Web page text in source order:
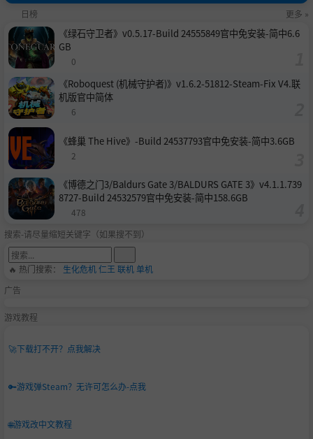
日榜 更多 »
《绿石守卫者》v0.5.17-Build 24555849官中免安装-简中6.6
GB
0
《Roboquest (机械守护者)》v1.6.2-51812-Steam-Fix V4.联
机版官中简体
6
《蜂巢 The Hive》-Build 24537793官中免安装-简中3.6GB
2
《博德之门3/Baldurs Gate 3/BALDURS GATE 3》v4.1.1.739
8727-Build 24532579官中免安装-简中158.6GB
478
搜索-请尽量缩短关键字（如果搜不到）
🔥 热门搜索： 生化危机仁王 联机单机
广告
游戏教程
🚀下载打不开？点我解决
🔑游戏弹Steam？无许可怎么办-点我
🌐游戏改中文教程